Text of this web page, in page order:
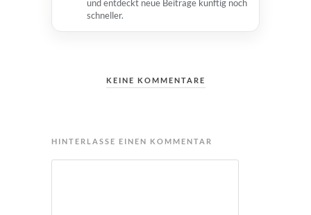
und entdeckt neue Beiträge künftig noch
schneller.
KEINE KOMMENTARE
HINTERLASSE EINEN KOMMENTAR